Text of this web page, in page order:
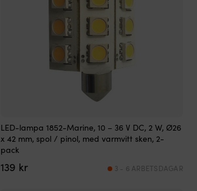
LED-lampa 1852-Marine, 10 – 36 V DC, 2 W, Ø26
x 42 mm, spol / pinol, med varmvitt sken, 2-
pack
139 kr 3 - 6 ARBETSDAGAR